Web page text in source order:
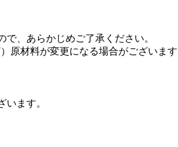
、あらかじめご了承ください。
原材料が変更になる場合がございます
ます。